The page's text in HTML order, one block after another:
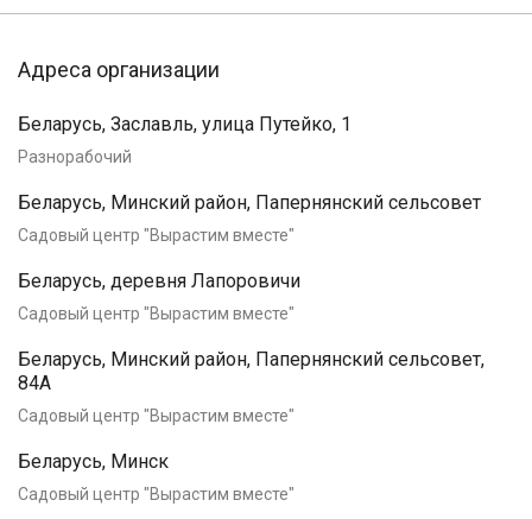
Адреса организации
Беларусь, Заславль, улица Путейко, 1
Разнорабочий
Беларусь, Минский район, Папернянский сельсовет
Садовый центр "Вырастим вместе"
Беларусь, деревня Лапоровичи
Садовый центр "Вырастим вместе"
Беларусь, Минский район, Папернянский сельсовет,
84А
Садовый центр "Вырастим вместе"
Беларусь, Минск
Садовый центр "Вырастим вместе"